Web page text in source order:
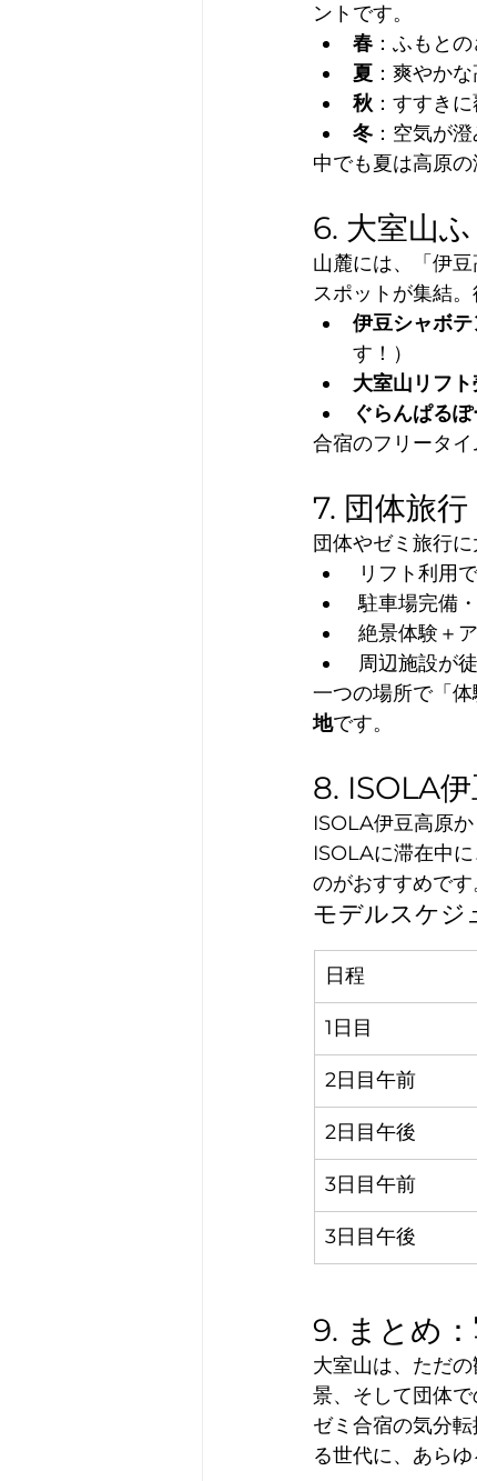
ントです。
春：ふもと
夏 ：爽やか
秋 ：すすき
冬 ：空気が
中でも夏は高原
6. 大室山
山麓には、「伊
スポットが集結
伊豆シャボ
す！）
大室山リフ
ぐらんぱるぽ
合宿のフリータイ
7. 団体旅
団体やゼミ旅行
リフト利用
駐車場完備
絶景体験＋
周辺施設が
一つの場所で「
地です。
8. ISOLA
ISOLA伊豆高原
ISOLAに滞在中
のがおすすめです
モデルスケジ
日程
1日目
2日目午前
2日目午後
3日目午前
3日目午後
9. まとめ
大室山は、ただ
景、そして団体
ゼミ合宿の気分
る世代に、あら